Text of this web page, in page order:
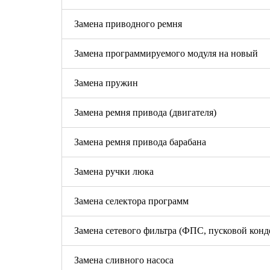
Замена приводного ремня
Замена программируемого модуля на новый
Замена пружин
Замена ремня привода (двигателя)
Замена ремня привода барабана
Замена ручки люка
Замена селектора программ
Замена сетевого фильтра (ФПС, пусковой
Замена сливного насоса